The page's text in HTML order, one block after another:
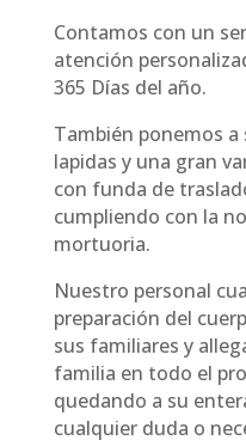
Contamos con un
atención
365 Días del año.
También ponemos
lapidas y una gran
con funda de
cumpliendo con la
mortuoria.
Nuestro personal
preparación del
sus familiares y
familia en todo el
quedando a su
cualquier duda o